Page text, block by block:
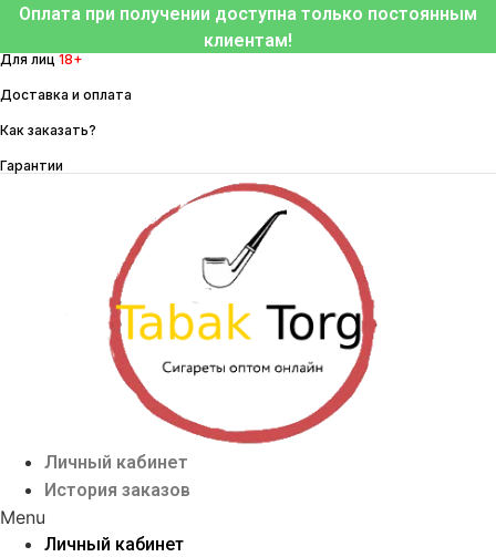
Перейти
содержимому
Оплата при получении доступна только постоянным
клиентам!
Для лиц 18+
Доставка и оплата
Как заказать?
Гарантии
Личный кабинет
История заказов
Menu
Личный кабинет